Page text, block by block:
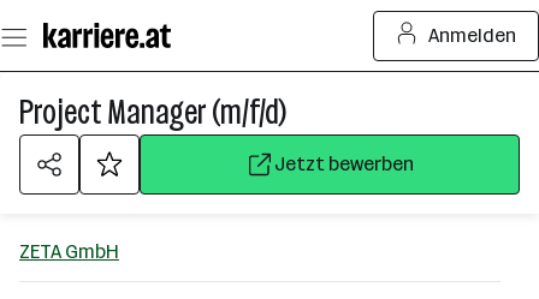
Seiteninhalt
springen
Anmelden
Project Manager (m/f/d)
Jetzt bewerben
ZETA GmbH